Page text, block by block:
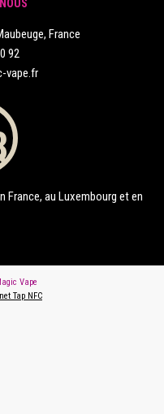
France
92
vape.fr
au Luxembourg et en
Vape
Tap NFC